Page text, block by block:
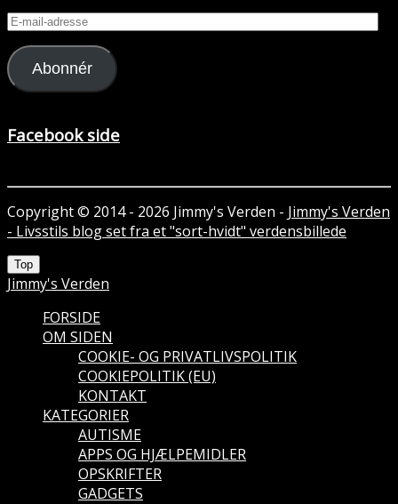
E-
adresseAbonnér
Facebook side
Copyright © 2014 - 2026 Jimmy's Verden - Jimmy's Verden
- Livsstils blog set fra et "sort-hvidt" verdensbillede
Top
Jimmy's Verden
FORSIDE
OM SIDEN
COOKIE- OG PRIVATLIVSPOLITIK
COOKIEPOLITIK (EU)
KONTAKT
KATEGORIER
AUTISME
APPS OG HJÆLPEMIDLER
OPSKRIFTER
GADGETS